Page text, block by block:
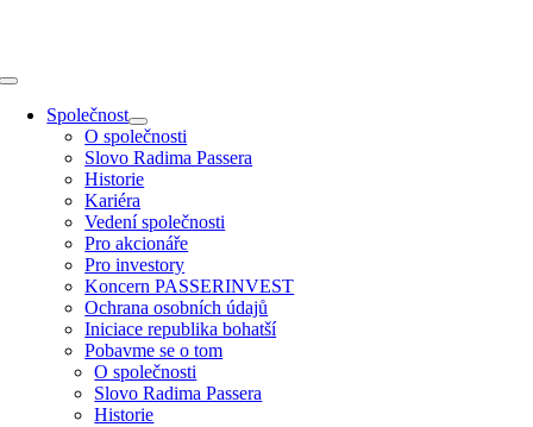
Toggle
NavigationSpolečnost
O společnosti
Slovo Radima Passera
Historie
Kariéra
Vedení společnosti
Pro akcionáře
Pro investory
Koncern PASSERINVEST
Ochrana osobních údajů
Iniciace republika bohatší
Pobavme se o tom
O společnosti
Slovo Radima Passera
Historie